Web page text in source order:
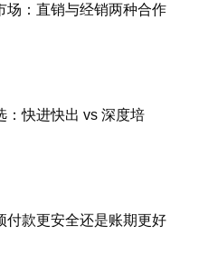
场：直销与经销两种合作
：快进快出 vs 深度培
付款更安全还是账期更好